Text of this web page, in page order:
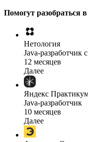
Помогут разобраться
Нетология
Java-разработчик
12 месяцев
Далее
Яндекс
Java-разработчик
10 месяцев
Далее